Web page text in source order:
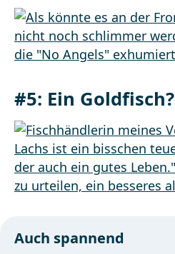
#5: Ein Goldfisch?
Auch spannend